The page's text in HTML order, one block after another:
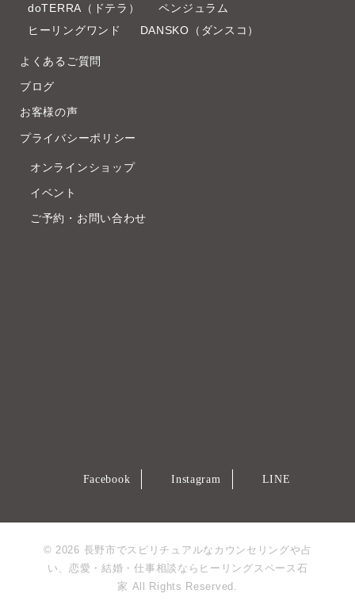
doTERRA（ドテラ）
ペンジュラム
ヒーリングワンド
DANSKO（ダンスコ）
よくあるご質問
ブログ
お客様の声
プライバシーポリシー
オンラインショップ
イベント
ご予約・お問い合わせ
Facebook Instagram LINE
© 2026 長野市でスピリチュアルなカウンセリングや占
い、恋愛・結婚・仕事相談ならヒーリングスペース石
家 All Rights Reserved.